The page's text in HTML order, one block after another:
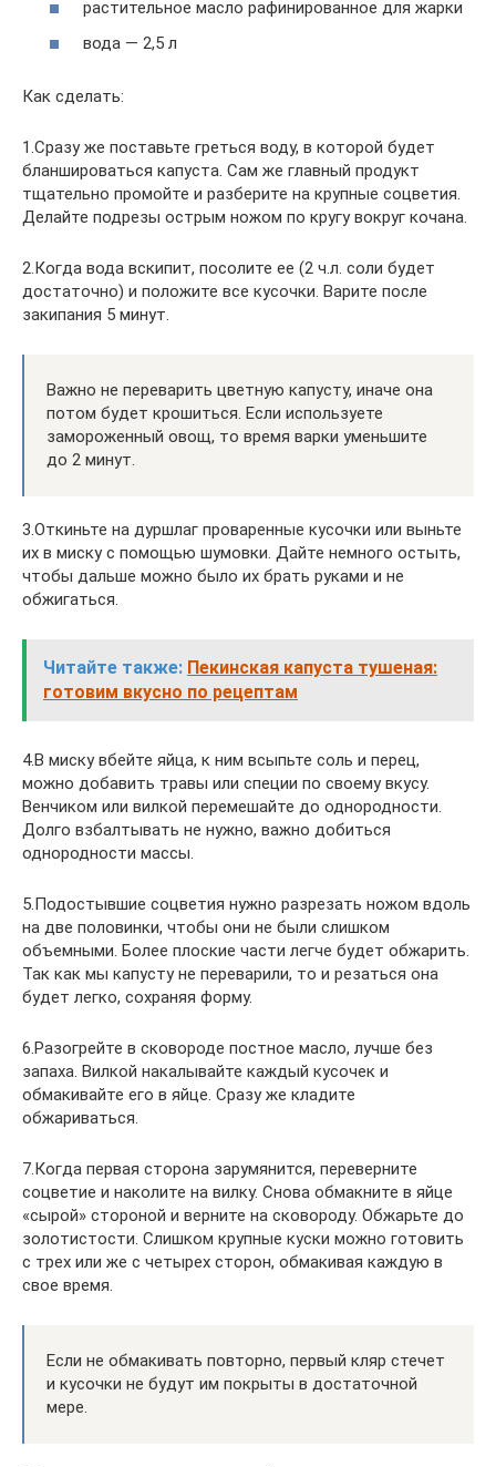
растительное масло рафинированное для жарки
вода — 2,5 л
Как сделать:
1.Сразу же поставьте греться воду, в которой будет
бланшироваться капуста. Сам же главный продукт
тщательно промойте и разберите на крупные соцветия.
Делайте подрезы острым ножом по кругу вокруг кочана.
2.Когда вода вскипит, посолите ее (2 ч.л. соли будет
достаточно) и положите все кусочки. Варите после
закипания 5 минут.
Важно не переварить цветную капусту, иначе она
потом будет крошиться. Если используете
замороженный овощ, то время варки уменьшите
до 2 минут.
3.Откиньте на дуршлаг проваренные кусочки или выньте
их в миску с помощью шумовки. Дайте немного остыть,
чтобы дальше можно было их брать руками и не
обжигаться.
Читайте также: Пекинская капуста тушеная:
готовим вкусно по рецептам
4.В миску вбейте яйца, к ним всыпьте соль и перец,
можно добавить травы или специи по своему вкусу.
Венчиком или вилкой перемешайте до однородности.
Долго взбалтывать не нужно, важно добиться
однородности массы.
5.Подостывшие соцветия нужно разрезать ножом вдоль
на две половинки, чтобы они не были слишком
объемными. Более плоские части легче будет обжарить.
Так как мы капусту не переварили, то и резаться она
будет легко, сохраняя форму.
6.Разогрейте в сковороде постное масло, лучше без
запаха. Вилкой накалывайте каждый кусочек и
обмакивайте его в яйце. Сразу же кладите
обжариваться.
7.Когда первая сторона зарумянится, переверните
соцветие и наколите на вилку. Снова обмакните в яйце
«сырой» стороной и верните на сковороду. Обжарьте до
золотистости. Слишком крупные куски можно готовить
с трех или же с четырех сторон, обмакивая каждую в
свое время.
Если не обмакивать повторно, первый кляр стечет
и кусочки не будут им покрыты в достаточной
мере.